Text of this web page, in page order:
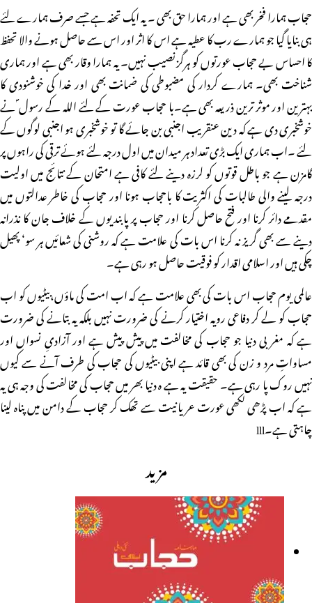
حجاب ہمارا فخر بھی ہے اور ہمارا حق بھی ۔ یہ ایک تحفہ ہے جسے صرف ہمارے لئے
ہی بنایا گیا جو ہمارے رب کا عطیہ ہے اس کا اثر اور اس سے حاصل ہونے والا تحفظ
کا احساس بے حجاب عورتوں کو ہرگز نصیب نہیں۔ یہ ہمارا وقار بھی ہے اور ہماری
شناخت بھی۔ ہمارے کردار کی مضبوطی کی ضمانت بھی اور خدا کی خوشنودی کا
بہترین اور موثر ترین ذریعہ بھی ہے۔با حجاب عورت کے لئے اللہ کے رسول ؐ نے
خوشخبری دی ہے کہ دین عنقریب اجنبی بن جائے گا تو خوشخبری ہو اجنبی لوگوں کے
لئے ۔اب ہماری ایک بڑی تعداد ہر میدان میں اول درجہ لئے ہوئے ترقی کی راہوں پر
گامزن ہے جو باطل قوتوں کو لرزہ دینے لئے کافی ہے امتحان کے نتائج میں اولیت
درجہ لینے والی طالبات کی اکثریت کا باحجاب ہونا اور حجاب کی خاطر عدالتوں میں
مقدمے دائر کرنا اور فتح حاصل کرنا اور حجاب پر پابندیوں کے خلاف جان کا نذرانہ
دینے سے بھی گریز نہ کرنا اس بات کی علامت ہے کہ روشنی کی شعائیں ہر سو‘ پھیل
چکی ہیں اور اسلامی اقدار کو فوقیت حاصل ہو رہی ہے۔
عالمی یوم حجاب اس بات کی بھی علامت ہے کہ اب امت کی ماؤں،بیٹیوں کو اب
حجاب کو لے کر دفاعی رویہ اختیار کرنے کی ضرورت نہیں بلکہ یہ بتانے کی ضرورت
ہے کہ مغربی دنیا جو حجاب کی مخالفت میں پیش پیش ہے اور آزادیِ نسواں اور
مساواتِ مرد و زن کی بھی قائد ہے اپنی بیٹیوں کی حجاب کی طرف آنے سے کیوں
نہیں روک پا رہی ہے۔ حقیقت یہ ہے ہ دنیا بھر میں حجاب کی مخالفت کی وجہ ہی یہ
ہے کہ اب پڑھی لکھی عورت عریانیت سے تھک کر حجاب کے دامن میں پناہ لینا
چاہتی ہے۔lll
مزید